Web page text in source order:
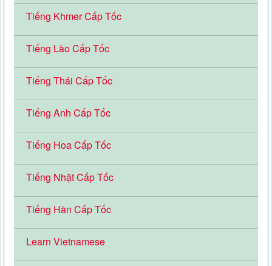
Tiếng Khmer Cấp Tốc
Tiếng Lào Cấp Tốc
Tiếng Thái Cấp Tốc
Tiếng Anh Cấp Tốc
Tiếng Hoa Cấp Tốc
Tiếng Nhật Cấp Tốc
Tiếng Hàn Cấp Tốc
Learn Vietnamese